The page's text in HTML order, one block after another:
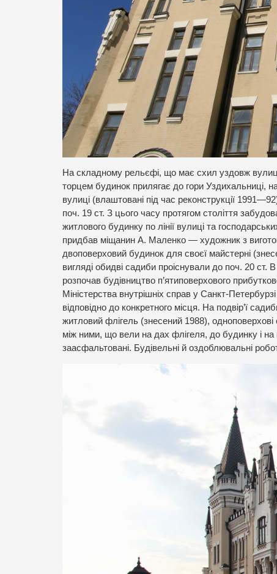
На складному рельєфі, що має схил уздовж
торцем будинок прилягає до гори Уздихальниці, на
вулиці (влаштовані під час реконструкції
поч. 19 ст. З цього часу протягом століття
житлового будинку по лінії вулиці та
придбав міщанин А. Маленко — художник з
двоповерховий будинок для своєї майстерні
вигляді обидві садиби проіснували до поч. 20
розпочав будівництво п’ятиповерхового
Міністерства внутрішніх справ у Санкт-
відповідно до конкретного місця. На подвір’ї
житловий флігель (знесений 1988),
між ними, що вели на дах флігеля, до будинку і на
заасфальтовані. Будівельні й оздоблювальні